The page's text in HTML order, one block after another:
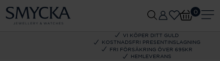
VI KÖPER DITT GULD
KOSTNADSFRI PRESENTINSLAGNING
FRI FÖRSÄKRING ÖVER 695KR
HEMLEVERANS
0